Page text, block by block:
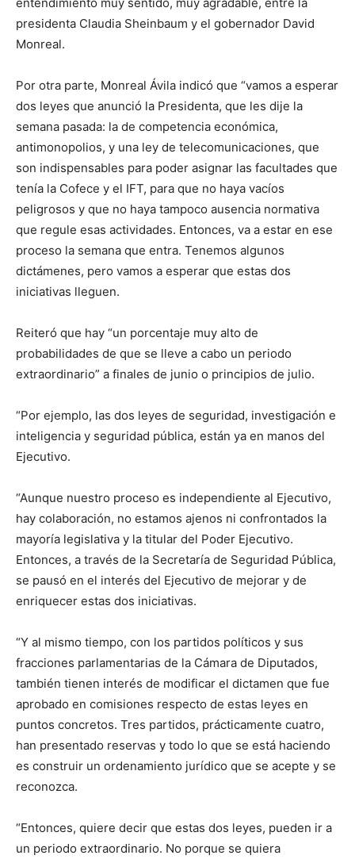
presidenta Claudia Sheinbaum y el gobernador David
Monreal.
Por otra parte, Monreal Ávila indicó que “vamos a esperar
dos leyes que anunció la Presidenta, que les dije la
semana pasada: la de competencia económica,
antimonopolios, y una ley de telecomunicaciones, que
son indispensables para poder asignar las facultades que
tenía la Cofece y el IFT, para que no haya vacíos
peligrosos y que no haya tampoco ausencia normativa
que regule esas actividades. Entonces, va a estar en ese
proceso la semana que entra. Tenemos algunos
dictámenes, pero vamos a esperar que estas dos
iniciativas lleguen.
Reiteró que hay “un porcentaje muy alto de
probabilidades de que se lleve a cabo un periodo
extraordinario” a finales de junio o principios de julio.
“Por ejemplo, las dos leyes de seguridad, investigación e
inteligencia y seguridad pública, están ya en manos del
Ejecutivo.
“Aunque nuestro proceso es independiente al Ejecutivo,
hay colaboración, no estamos ajenos ni confrontados la
mayoría legislativa y la titular del Poder Ejecutivo.
Entonces, a través de la Secretaría de Seguridad Pública,
se pausó en el interés del Ejecutivo de mejorar y de
enriquecer estas dos iniciativas.
“Y al mismo tiempo, con los partidos políticos y sus
fracciones parlamentarias de la Cámara de Diputados,
también tienen interés de modificar el dictamen que fue
aprobado en comisiones respecto de estas leyes en
puntos concretos. Tres partidos, prácticamente cuatro,
han presentado reservas y todo lo que se está haciendo
es construir un ordenamiento jurídico que se acepte y se
reconozca.
“Entonces, quiere decir que estas dos leyes, pueden ir a
un periodo extraordinario. No porque se quiera